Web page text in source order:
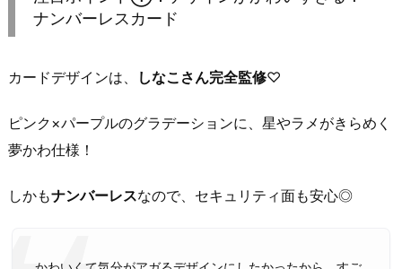
ナンバーレスカード
カードデザインは、 しなこさん完全監修♡
ピンク×パープルのグラデーションに、星やラメがきらめく
夢かわ仕様！
しかもナンバーレスなので、セキュリティ面も安心◎